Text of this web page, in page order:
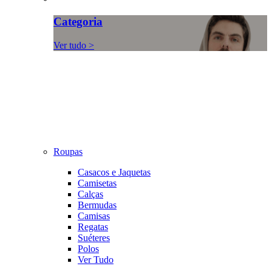
Categoria
Ver tudo >
Roupas
Casacos e Jaquetas
Camisetas
Calças
Bermudas
Camisas
Regatas
Suéteres
Polos
Ver Tudo